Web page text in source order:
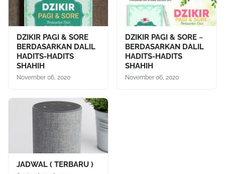
DZIKIR PAGI & SORE
BERDASARKAN DALIL
HADITS-HADITS
SHAHIH
November 06, 2020
DZIKIR PAGI & SORE ~
BERDASARKAN DALIL
HADITS-HADITS
SHAHIH
November 06, 2020
JADWAL ( TERBARU )